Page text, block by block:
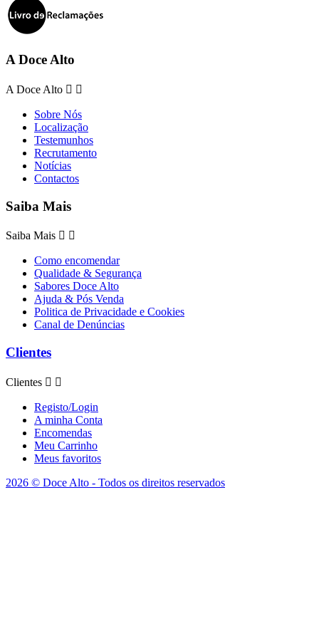
A Doce Alto
A Doce Alto  
Sobre Nós
Localização
Testemunhos
Recrutamento
Notícias
Contactos
Saiba Mais
Saiba Mais  
Como encomendar
Qualidade & Segurança
Sabores Doce Alto
Ajuda & Pós Venda
Politica de Privacidade e Cookies
Canal de Denúncias
Clientes
Clientes  
Registo/Login
A minha Conta
Encomendas
Meu Carrinho
Meus favoritos
2026 © Doce Alto - Todos os direitos reservados